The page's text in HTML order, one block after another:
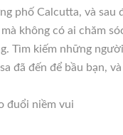
phố Calcutta, và
không có ai chăm
Tìm kiếm những
đã đến để bầu bạn,
đuổi niềm vui